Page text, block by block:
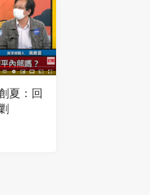
夏：回